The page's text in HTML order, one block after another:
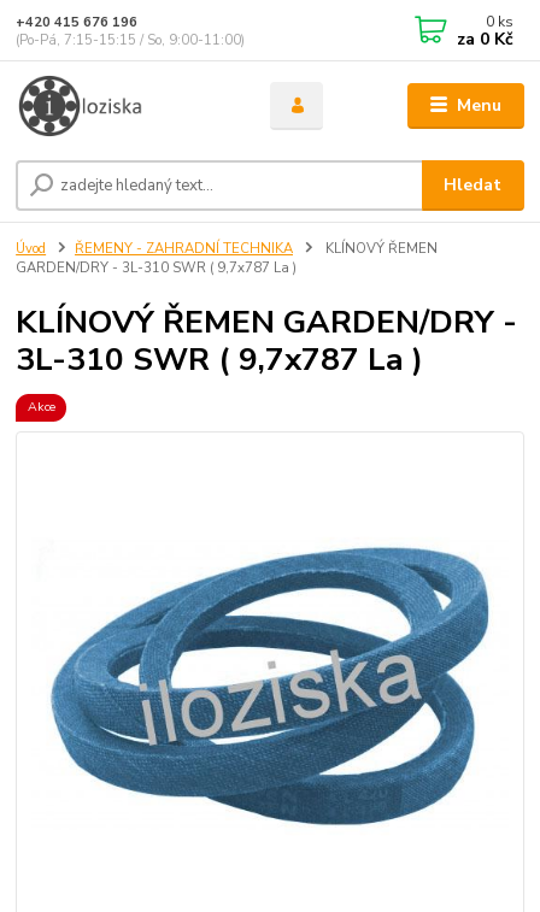
Menu
Hledat
+420 415 676 196
(Po-Pá, 7:15-15:15 / So, 9:00-11:00)
0 ks
za 0 Kč
Úvod ŘEMENY - ZAHRADNÍ TECHNIKA
KLÍNOVÝ ŘEMEN
GARDEN/DRY - 3L-310 SWR ( 9,7x787 La )
KLÍNOVÝ ŘEMEN GARDEN/DRY -
3L-310 SWR ( 9,7x787 La )
Akce